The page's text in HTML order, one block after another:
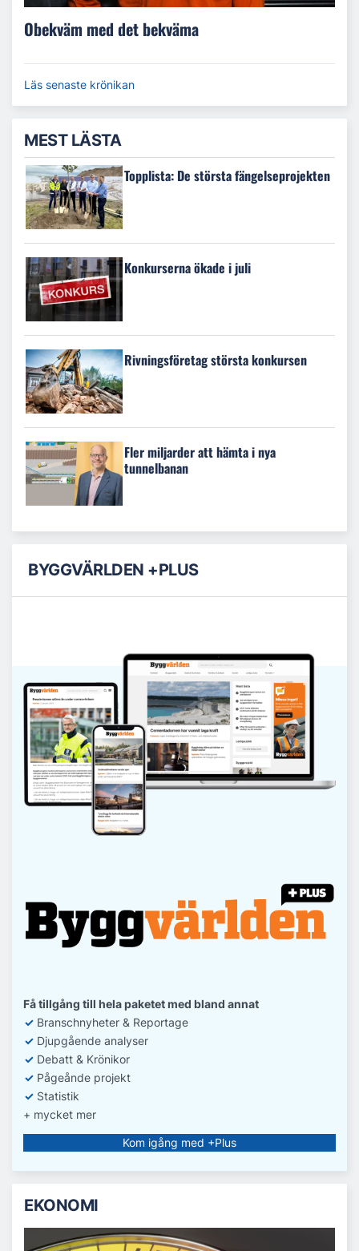
Obekväm med det bekväma
Läs senaste krönikan
MEST LÄSTA
Topplista: De största fängelseprojekten
Konkurserna ökade i juli
Rivningsföretag största konkursen
Fler miljarder att hämta i nya
tunnelbanan
BYGGVÄRLDEN +PLUS
Få tillgång till hela paketet med bland annat
✓ Branschnyheter & Reportage
✓ Djupgående analyser
✓ Debatt & Krönikor
✓ Pågeånde projekt
✓ Statistik
+ mycket mer
Kom igång med +Plus
EKONOMI